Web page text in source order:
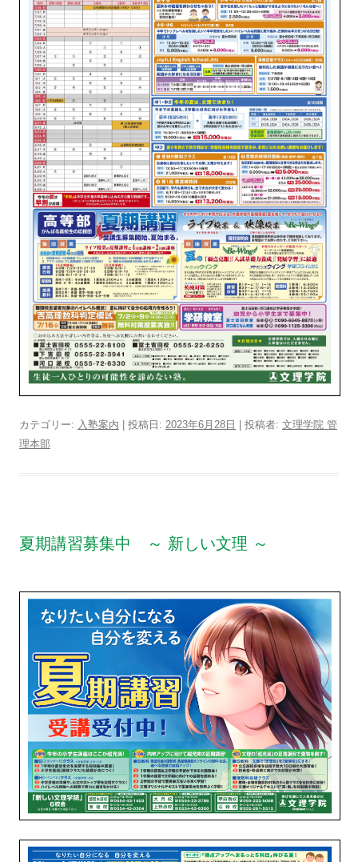
カテゴリー: 入塾案内 | 投稿日: 2023年6月28日 | 投稿者: 文理学院 管
理本部
夏期講習募集中 ～ 新しい文理 ～